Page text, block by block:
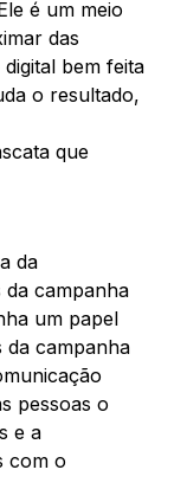
é um meio
das
bem feita
o resultado,
que
da
campanha
um papel
da campanha
pessoas o
e a
com o